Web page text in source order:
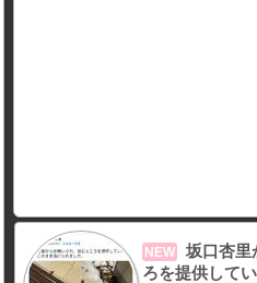
NEW
坂口杏里
ろを提供して